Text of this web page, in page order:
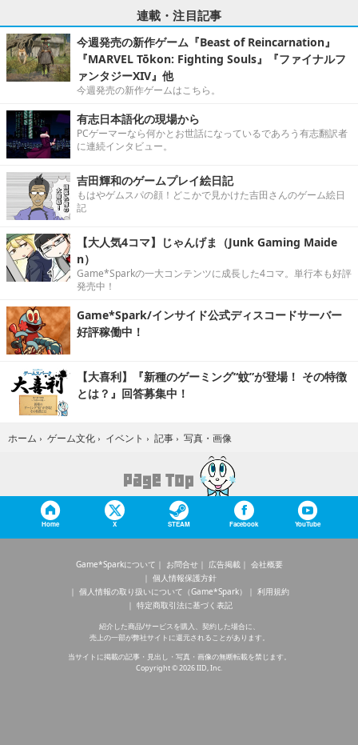
連載・注目記事
今週発売の新作ゲーム『Beast of Reincarnation』
『MARVEL Tōkon: Fighting Souls』『ファイナルフ
ァンタジーXIV』他
今週発売の新作ゲームはこちら。
有志日本語化の現場から
PCゲーマーなら何かとお世話になっているであろう有志翻訳者
に連続インタビュー。
吉田輝和のゲームプレイ絵日記
もはやゲムスパの顔！どこかで見かけた吉田さんのゲーム絵日
記
【大人気4コマ】じゃんげま（Junk Gaming Maide
n）
Game*Sparkの一大コンテンツに成長した4コマ。単行本も好評
発売中！
Game*Spark/インサイド公式ディスコードサーバー
好評稼働中！
【大喜利】『新種のゲーミング“蚊”が登場！ その特徴
とは？』回答募集中！
ホーム › ゲーム文化 › イベント › 記事 › 写真・画像
Home X STEAM Facebook YouTube
Game*Sparkについて お問合せ 広告掲載
会社概要
個人情報保護方針
個人情報の取り扱いについて（Game*Spark）
利用規約
特定商取引法に基づく表記
紹介した商品/サービスを購入、契約した場合に、
売上の一部が弊社サイトに還元されることがあります。
当サイトに掲載の記事・見出し・写真・画像の無断転載を禁じます。
Copyright © 2026 IID, Inc.